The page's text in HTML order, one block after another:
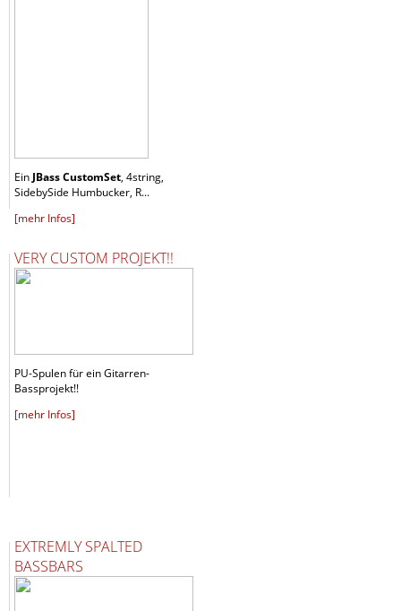
EinJBass CustomSet, 4string,
SidebySide Humbucker, R...
[mehr Infos]
VERY CUSTOM PROJEKT!!
PU-Spulen für ein Gitarren-
Bassprojekt!!
[mehr Infos]
EXTREMLY SPALTED
BASSBARS